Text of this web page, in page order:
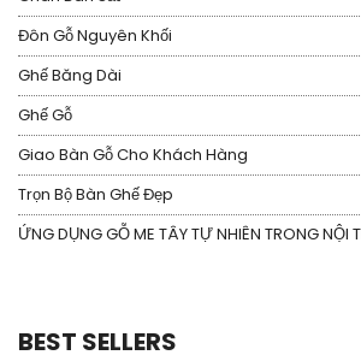
Đôn Gỗ Nguyên Khối
Ghế Băng Dài
Ghế Gỗ
Giao Bàn Gỗ Cho Khách Hàng
Trọn Bộ Bàn Ghế Đẹp
ỨNG DỤNG GỖ ME TÂY TỰ NHIÊN TRONG NỘI
BEST SELLERS